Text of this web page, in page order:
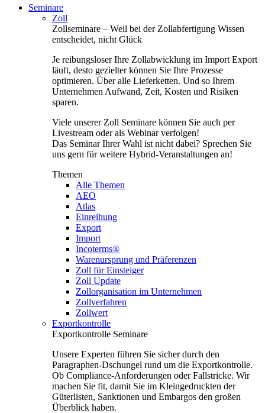
Seminare
Zoll
Zollseminare – Weil bei der Zollabfertigung Wissen
entscheidet, nicht Glück
Je reibungsloser Ihre Zollabwicklung im Import Export
läuft, desto gezielter können Sie Ihre Prozesse
optimieren. Über alle Lieferketten. Und so Ihrem
Unternehmen Aufwand, Zeit, Kosten und Risiken
sparen.
Viele unserer Zoll Seminare können Sie auch per
Livestream oder als Webinar verfolgen!
Das Seminar Ihrer Wahl ist nicht dabei? Sprechen Sie
uns gern für weitere Hybrid-Veranstaltungen an!
Themen
Alle Themen
AEO
Atlas
Einreihung
Export
Import
Incoterms®
Warenursprung und Präferenzen
Zoll für Einsteiger
Zoll Update
Zollorganisation im Unternehmen
Zollverfahren
Zollwert
Exportkontrolle
Exportkontrolle Seminare
Unsere Experten führen Sie sicher durch den
Paragraphen-Dschungel rund um die Exportkontrolle.
Ob Compliance-Anforderungen oder Fallstricke. Wir
machen Sie fit, damit Sie im Kleingedruckten der
Güterlisten, Sanktionen und Embargos den großen
Überblick haben.